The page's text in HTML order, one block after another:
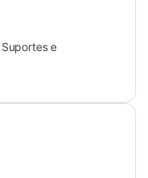
Suportes e